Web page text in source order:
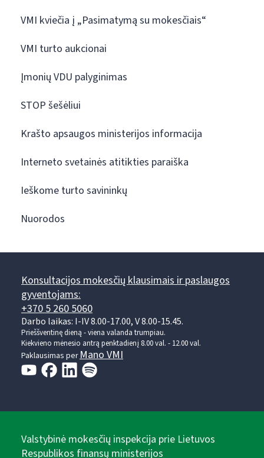
VMI kviečia į „Pasimatymą su mokesčiais“
VMI turto aukcionai
Įmonių VDU palyginimas
STOP šešėliui
Krašto apsaugos ministerijos informacija
Interneto svetainės atitikties paraiška
Ieškome turto savininkų
Nuorodos
Konsultacijos mokesčių klausimais ir paslaugos
gyventojams:
+370 5 260 5060
Darbo laikas: I-IV 8.00-17.00, V 8.00-15.45.
Prieššventinę dieną - viena valanda trumpiau.
Kiekvieno mėnesio antrą penktadienį 8.00 val. - 12.00 val.
Paklausimas per Mano VMI
Valstybinė mokesčių inspekcija prie Lietuvos
Respublikos finansų ministerijos